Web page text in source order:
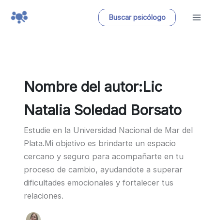
Buscar psicólogo
Nombre del autor:Lic
Natalia Soledad Borsato
Estudie en la Universidad Nacional de Mar del
Plata.Mi objetivo es brindarte un espacio
cercano y seguro para acompañarte en tu
proceso de cambio, ayudandote a superar
dificultades emocionales y fortalecer tus
relaciones.